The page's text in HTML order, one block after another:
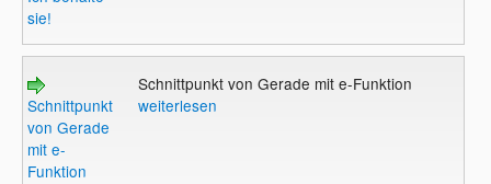
sie!
Schnittpunkt
von Gerade
mit e-
Funktion
Schnittpunkt von Gerade mit e-Funktion
weiterlesen